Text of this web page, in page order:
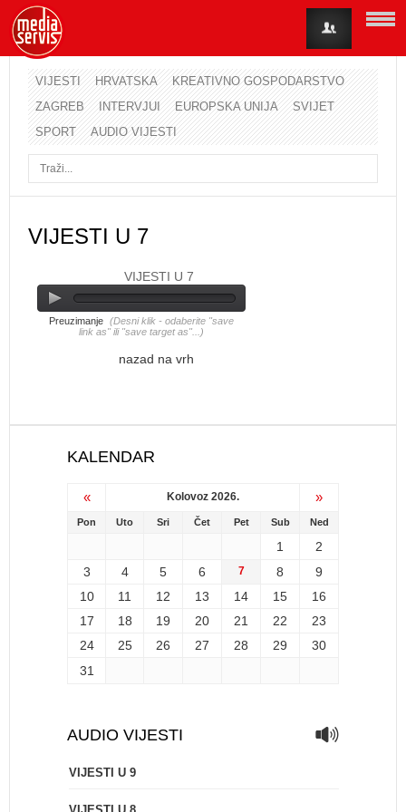
VIJESTI HRVATSKA
KREATIVNO GOSPODARSTVO
ZAGREB
INTERVJUI EUROPSKA UNIJA
SVIJET
SPORT
AUDIO VIJESTI
VIJESTI U 7
VIJESTI U 7
Preuzimanje (Desni klik - odaberite "save
link as" ili "save target as"...)
nazad na vrh
KALENDAR
« Kolovoz 2026. »
Pon Uto Sri Čet Pet Sub Ned
1
2
3
4 5 6 7 8
9
10
11 12 13 14 15
16
17
18 19 20 21 22
23
24
25 26 27 28 29
30
31
AUDIO VIJESTI
VIJESTI U 9
Korisničko ime
Lozinka
Zaboravili ste lozinku?